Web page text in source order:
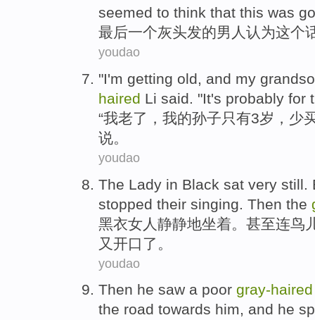
seemed to think that this was
最后一个灰头发的男人 认为这个
youdao
"I'm getting old, and my
haired Li said. "It's probably for
“我老了， 我的孙子只有3岁 ，少
说。
youdao
The Lady in Black sat very still.
stopped their singing Then the
黑衣女人静静地坐着 。 甚至连鸟
又开口了。
youdao
Then he saw a poor gray-haired
the road towards him, and he